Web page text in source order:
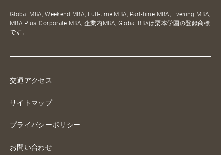
Global MBA, Weekend MBA, Full-time MBA, Part-time MBA, Evening MBA,
MBA Plus, Corporate MBA, 企業内MBA, Global BBAは栗本学園の登録商標
です。
交通アクセス
サイトマップ
プライバシーポリシー
お問い合わせ